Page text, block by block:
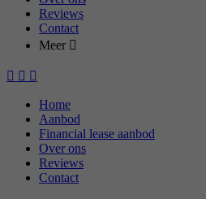
Reviews
Contact
Meer
Home
Aanbod
Financial lease aanbod
Over ons
Reviews
Contact